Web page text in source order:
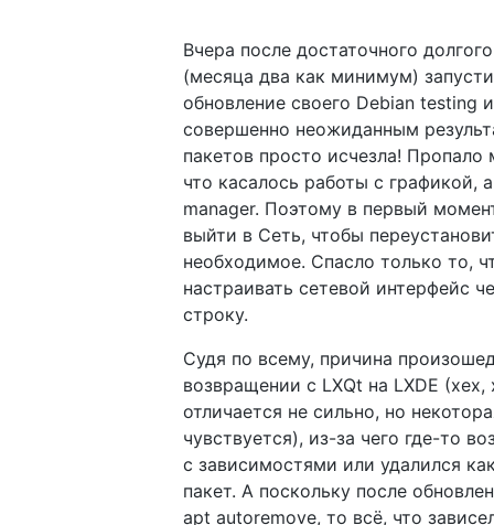
Вчера после достаточного
(месяца два как минимум)
обновление своего Debian testing
совершенно неожиданным
пакетов просто исчезла! Пропало
что касалось работы с графикой,
manager. Поэтому в первый
выйти в Сеть, чтобы
необходимое. Спасло только то,
настраивать сетевой интерфейс
строку.
Судя по всему, причина
возвращении с LXQt на LXDE (хех,
отличается не сильно, но
чувствуется), из-за чего где-то
с зависимостями или удалился
пакет. А поскольку после
apt autoremove, то всё, что